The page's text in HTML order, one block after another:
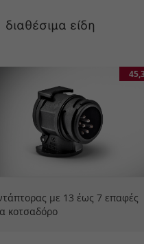
διαθέσιμα είδη
με 13 έως 7 επαφές
κοτσαδόρο